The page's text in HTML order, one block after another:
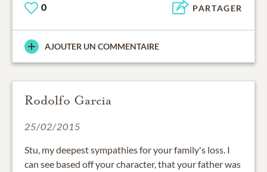
0 PARTAGER
AJOUTER UN COMMENTAIRE
Rodolfo Garcia
25/02/2015
Stu, my deepest sympathies for your family's loss. I
can see based off your character, that your father was